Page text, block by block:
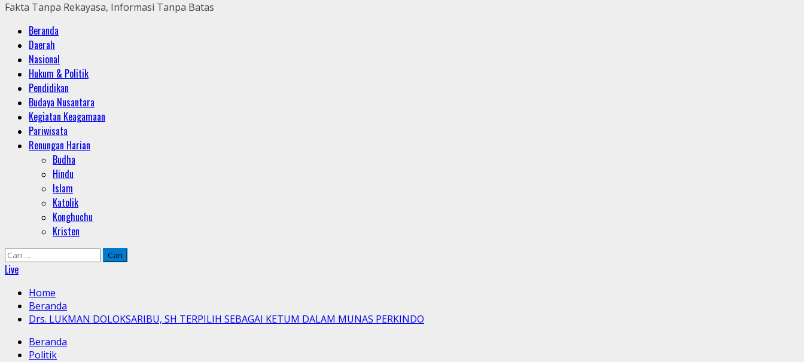
Fakta Tanpa Rekayasa, Informasi Tanpa Batas
Primary
Menu
Beranda
Daerah
Nasional
Hukum & Politik
Pendidikan
Budaya Nusantara
Kegiatan Keagamaan
Pariwisata
Renungan Harian
Budha
Hindu
Islam
Katolik
Konghuchu
Kristen
Cari
untuk:
Live
Home
Beranda
Drs. LUKMAN DOLOKSARIBU, SH TERPILIH SEBAGAI KETUM DALAM MUNAS PERKINDO
Beranda
Politik